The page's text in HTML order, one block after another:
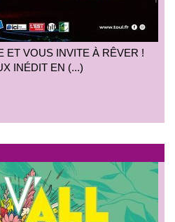
ET VOUS INVITE À RÊVER !
INÉDIT EN (...)